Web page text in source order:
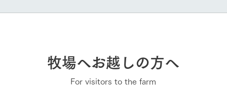
牧場へお越しの方へ
For visitors to the farm